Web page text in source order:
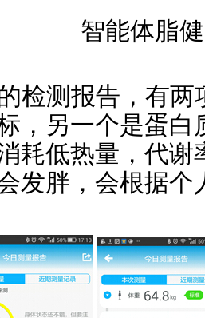
智能体脂健
机
检测报告，有
，另一个是蛋
耗低热量，代
发胖，会根据